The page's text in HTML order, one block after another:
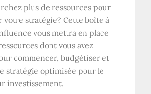
plus de ressources pour
votre stratégie? Cette boîte à
vous mettra en place
dont vous avez
commencer, budgétiser et
stratégie optimisée pour le
investissement.